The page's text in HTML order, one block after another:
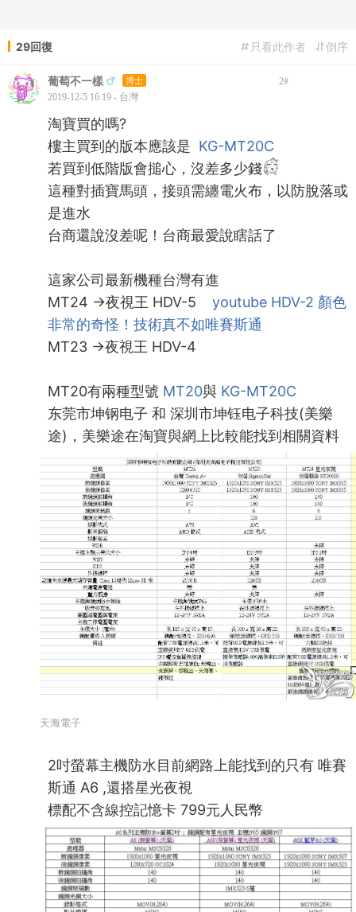
29回復 倒序
只看此作者
葡萄不一樣 博士 2#
2019-12-5 16:19 - 台灣
淘寶買的嗎?
樓主買到的版本應該是 KG-MT20C
若買到低階版會搥心，沒差多少錢
這種對插寶馬頭，接頭需纏電火布，以防脫落或
是進水
台商還說沒差呢！台商最愛說瞎話了
這家公司最新機種台灣有進
MT24 →夜視王 HDV-5 youtube HDV-2 顏色
非常的奇怪！技術真不如唯賽斯通
MT23 →夜視王 HDV-4
MT20有兩種型號 MT20與 KG-MT20C
东莞市坤钢电子 和 深圳市坤钰电子科技(美樂
途)，美樂途在淘寶與網上比較能找到相關資料
天海電子
2吋螢幕主機防水目前網路上能找到的只有 唯賽
斯通 A6 ,還搭星光夜視
標配不含線控記憶卡 799元人民幣